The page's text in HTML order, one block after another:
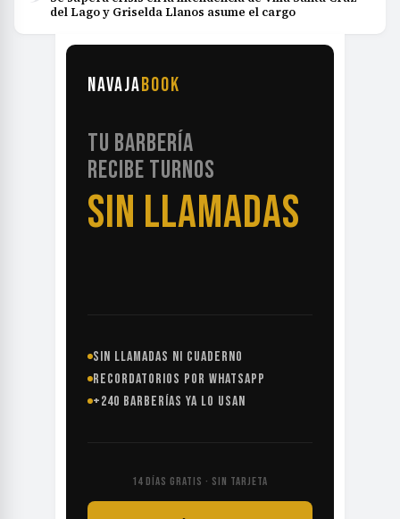
del Lago y Griselda Llanos asume el cargo
NAVAJABOOK
TU BARBERÍA
RECIBE TURNOS
SIN LLAMADAS
SIN LLAMADAS NI CUADERNO
RECORDATORIOS POR WHATSAPP
+240 BARBERÍAS YA LO USAN
14 DÍAS GRATIS · SIN TARJETA